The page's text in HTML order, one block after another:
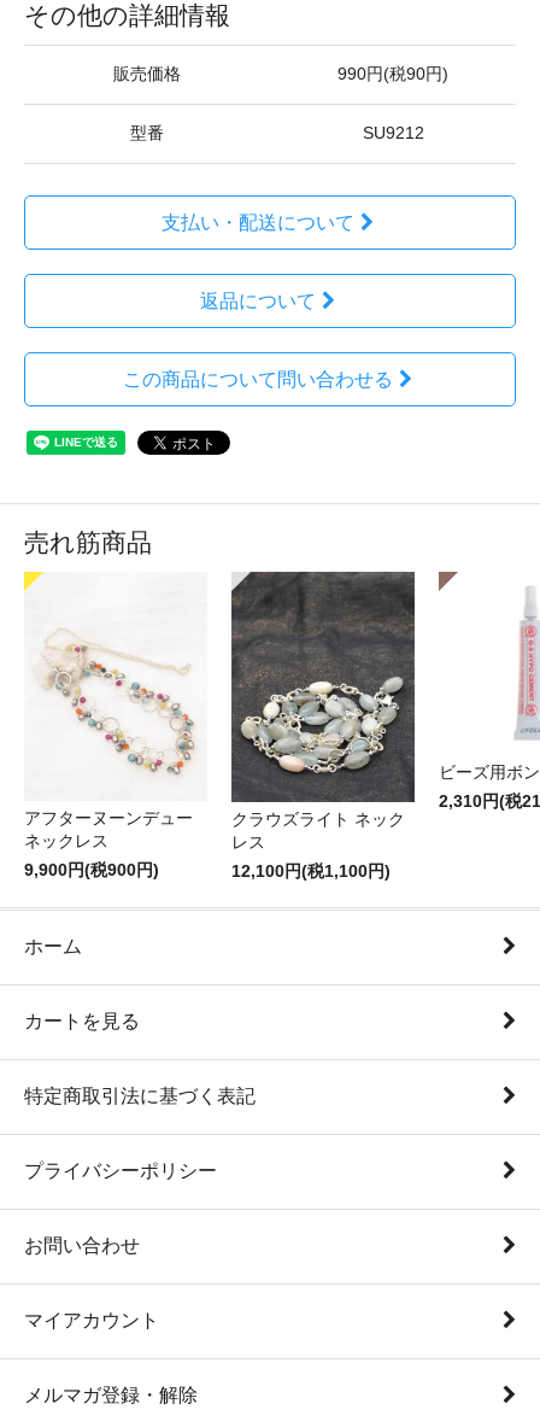
その他の詳細情報
販売価格 990円(税90円)
型番 SU9212
支払い・配送について
返品について
この商品について問い合わせる
売れ筋商品
アフターヌーンデュー
ネックレス
9,900円(税900円)
クラウズライト ネック
レス
12,100円(税1,100円)
ビーズ用ボ
2,310円(税
ホーム
カートを見る
特定商取引法に基づく表記
プライバシーポリシー
お問い合わせ
マイアカウント
メルマガ登録・解除